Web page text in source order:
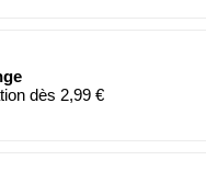
dès 2,99 €